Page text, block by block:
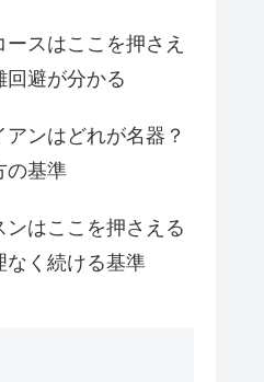
スはここを押さえ
回避が分かる
ンはどれが名器？
の基準
はここを押さえる
なく続ける基準